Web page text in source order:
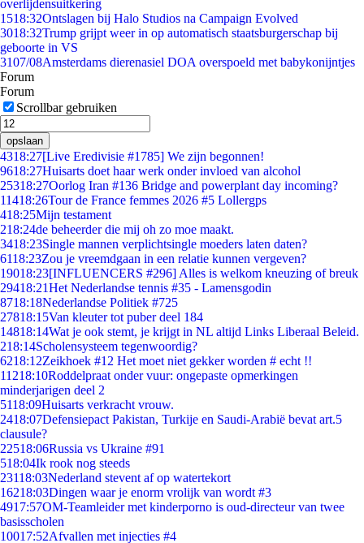
overlijdensuitkering
1518:32Ontslagen bij Halo Studios na Campaign Evolved
3018:32Trump grijpt weer in op automatisch staatsburgerschap bij
geboorte in VS
3107/08Amsterdams dierenasiel DOA overspoeld met babykonijntjes
Forum
Forum
Scrollbar gebruiken
opslaan
4318:27[Live Eredivisie #1785] We zijn begonnen!
9618:27Huisarts doet haar werk onder invloed van alcohol
25318:27Oorlog Iran #136 Bridge and powerplant day incoming?
11418:26Tour de France femmes 2026 #5 Lollergps
418:25Mijn testament
218:24de beheerder die mij oh zo moe maakt.
3418:23Single mannen verplichtsingle moeders laten daten?
6118:23Zou je vreemdgaan in een relatie kunnen vergeven?
19018:23[INFLUENCERS #296] Alles is welkom kneuzing of breuk
29418:21Het Nederlandse tennis #35 - Lamensgodin
8718:18Nederlandse Politiek #725
27818:15Van kleuter tot puber deel 184
14818:14Wat je ook stemt, je krijgt in NL altijd Links Liberaal Beleid.
218:14Scholensysteem tegenwoordig?
6218:12Zeikhoek #12 Het moet niet gekker worden # echt !!
11218:10Roddelpraat onder vuur: ongepaste opmerkingen
minderjarigen deel 2
5118:09Huisarts verkracht vrouw.
2418:07Defensiepact Pakistan, Turkije en Saudi-Arabië bevat art.5
clausule?
22518:06Russia vs Ukraine #91
518:04Ik rook nog steeds
23118:03Nederland stevent af op watertekort
16218:03Dingen waar je enorm vrolijk van wordt #3
4917:57OM-Teamleider met kinderporno is oud-directeur van twee
basisscholen
10017:52Afvallen met injecties #4